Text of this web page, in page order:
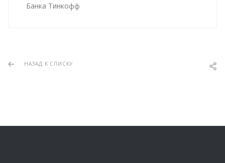
Банка Тинкофф
НАЗАД К СПИСКУ